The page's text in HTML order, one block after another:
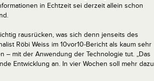
in Echtzeit sei derzeit allein schon
rausrücken, was sich denn jenseits des
Röbi Weiss im 10vor10-Bericht als kaum sehr
mit der Anwendung der Technologie tut. „Das
Entwicklung an. In vier Wochen soll mehr dazu